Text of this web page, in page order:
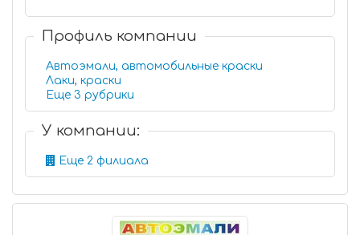
Профиль компании
Автоэмали, автомобильные краски
Лаки, краски
Еще 3 рубрики
У компании:
Еще 2 филиала